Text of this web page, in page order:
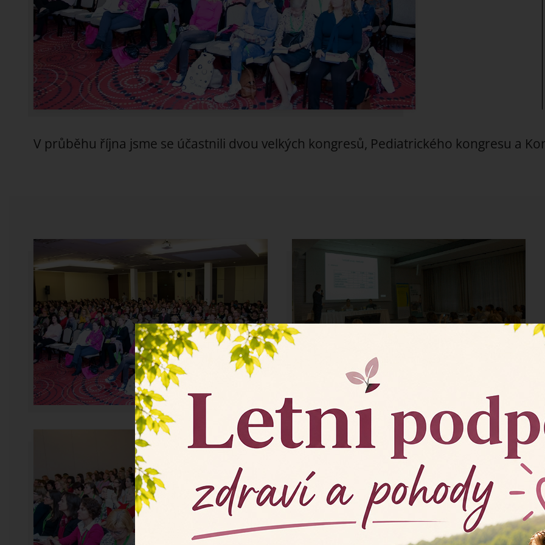
V průběhu října jsme se účastnili dvou velkých kongresů, Pediatrického kongresu a